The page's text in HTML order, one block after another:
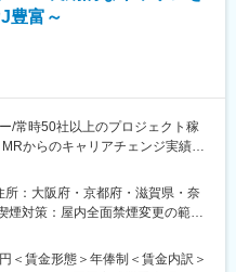
て営業できます。
り、頑張り次第で大幅な年収UP
（上限設定あり）
担（会社指定業者）
薬会社のプロジェクトで働ける
｜専門性の高いキャリア形成
｜収入アップ可能
行・ホテル、介護、公務員、教
シャリスト・管理職や本社管理職
豊富～
/常時50社以上のプロジェクト稼
からのキャリアチェンジ実績有
ロジェクトに所属し、MRとして
リニックの医師や医療関係者に
所：大阪府・京都府・滋賀県・奈
煙対策：屋内全面禁煙変更の範
＜賃金形態＞年俸制＜賃金内訳＞